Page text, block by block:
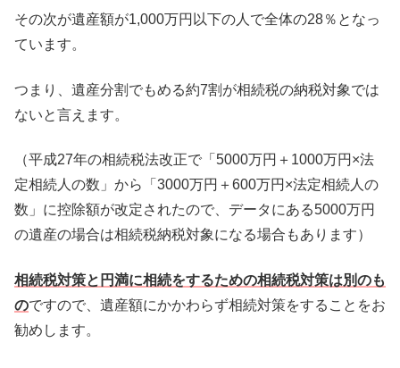
その次が遺産額が1,000万円以下の人で全体の28％となっ
ています。
つまり、遺産分割でもめる約7割が相続税の納税対象では
ないと言えます。
（平成27年の相続税法改正で「5000万円＋1000万円×法
定相続人の数」から「3000万円＋600万円×法定相続人の
数」に控除額が改定されたので、データにある5000万円
の遺産の場合は相続税納税対象になる場合もあります）
相続税対策と円満に相続をするための相続税対策は別のも
のですので、遺産額にかかわらず相続対策をすることをお
勧めします。